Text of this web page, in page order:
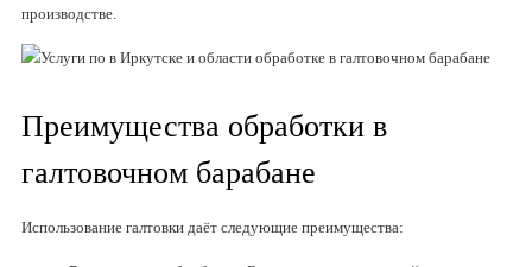
производстве.
Преимущества обработки в
галтовочном барабане
Использование галтовки даёт следующие преимущества: